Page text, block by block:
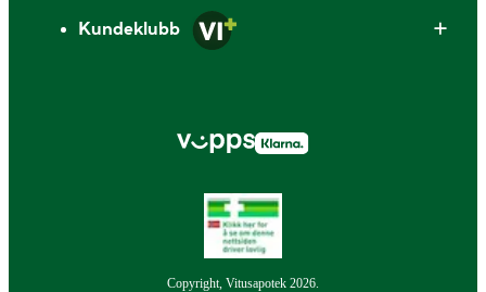
Kundeklubb
Copyright, Vitusapotek 2026.